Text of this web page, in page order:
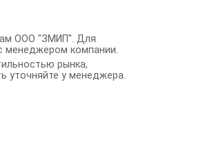
ООО "ЗМИП". Для
менеджером компании.
рынка,
уточняйте у менеджера.